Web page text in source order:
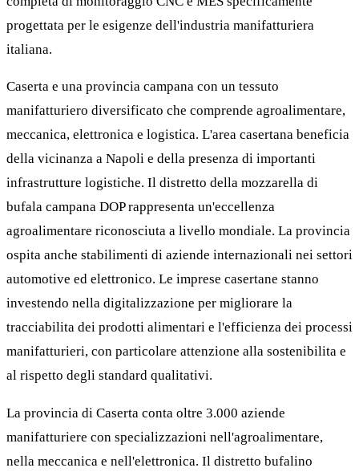
progettata per le esigenze dell'industria manifatturiera
italiana.
Caserta e una provincia campana con un tessuto
manifatturiero diversificato che comprende agroalimentare,
meccanica, elettronica e logistica. L'area casertana beneficia
della vicinanza a Napoli e della presenza di importanti
infrastrutture logistiche. Il distretto della mozzarella di
bufala campana DOP rappresenta un'eccellenza
agroalimentare riconosciuta a livello mondiale. La provincia
ospita anche stabilimenti di aziende internazionali nei settori
automotive ed elettronico. Le imprese casertane stanno
investendo nella digitalizzazione per migliorare la
tracciabilita dei prodotti alimentari e l'efficienza dei processi
manifatturieri, con particolare attenzione alla sostenibilita e
al rispetto degli standard qualitativi.
La provincia di Caserta conta oltre 3.000 aziende
manifatturiere con specializzazioni nell'agroalimentare,
nella meccanica e nell'elettronica. Il distretto bufalino